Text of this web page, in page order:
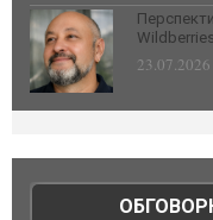
Wildberries